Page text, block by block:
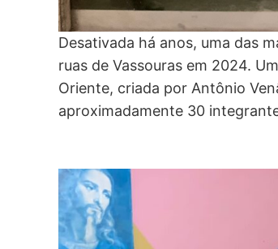
Desativada há anos, uma das
ruas de Vassouras em 2024.
Oriente, criada por Antônio
aproximadamente 30